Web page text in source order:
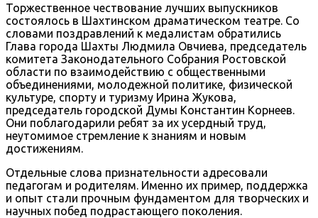
Торжественное чествование лучших выпускников
состоялось в Шахтинском драматическом театре. Со
словами поздравлений к медалистам обратились
Глава города Шахты Людмила Овчиева, председатель
комитета Законодательного Собрания Ростовской
области по взаимодействию с общественными
объединениями, молодежной политике, физической
культуре, спорту и туризму Ирина Жукова,
председатель городской Думы Константин Корнеев.
Они поблагодарили ребят за их усердный труд,
неутомимое стремление к знаниям и новым
достижениям.
Отдельные слова признательности адресовали
педагогам и родителям. Именно их пример, поддержка
и опыт стали прочным фундаментом для творческих и
научных побед подрастающего поколения.